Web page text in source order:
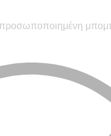
προσωποποιημένη